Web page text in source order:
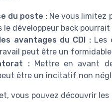
du poste : Ne vous limitez
le développeur back
avantages du CDI :Les
peut être un
:Mettre en avant
être un incitatif non
vous pouvez découvrir les